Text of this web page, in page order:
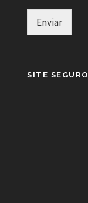
Enviar
SITE SEGURO